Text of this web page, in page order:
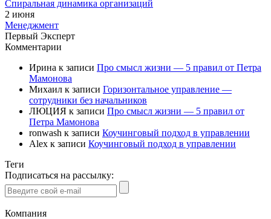
Спиральная динамика организаций
2 июня
Менеджмент
Первый Эксперт
Комментарии
Ирина к записи Про смысл жизни — 5 правил от Петра
Мамонова
Михаил к записи Горизонтальное управление —
сотрудники без начальников
ЛЮЦИЯ к записи Про смысл жизни — 5 правил от
Петра Мамонова
ronwash к записи Коучинговый подход в управлении
Alex к записи Коучинговый подход в управлении
Теги
Подписаться на рассылку:
Компания